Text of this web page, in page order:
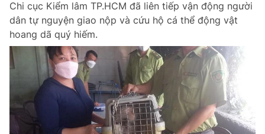
Chi cục Kiểm lâm TP.HCM đã liên tiếp vận động người
dân tự nguyện giao nộp và cứu hộ cá thể động vật
hoang dã quý hiếm.